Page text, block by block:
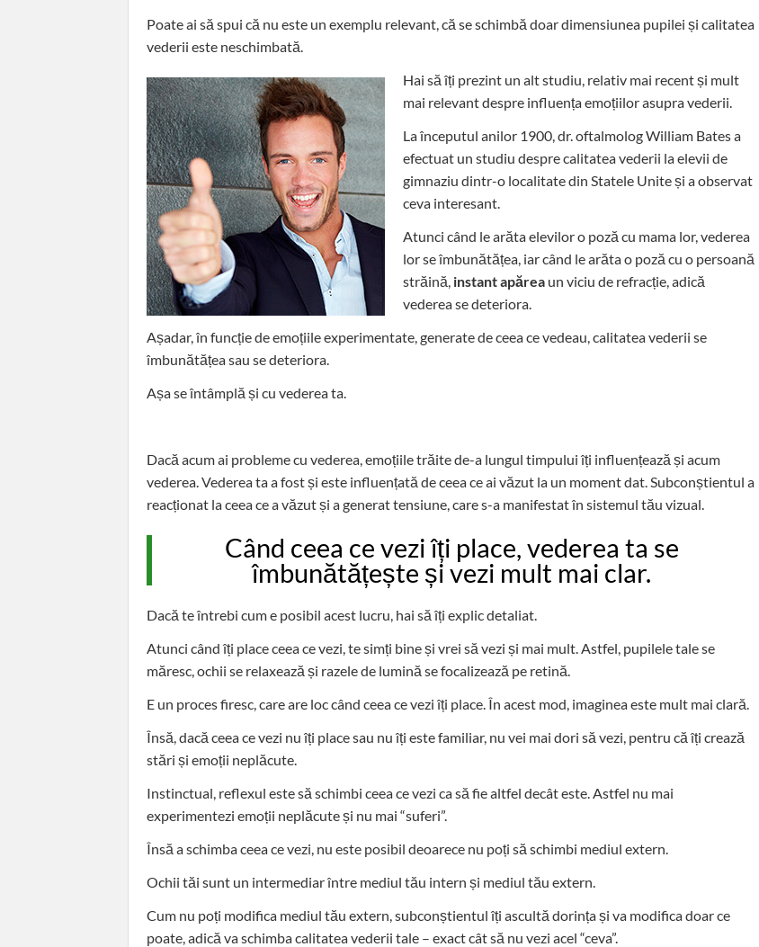
Poate ai să spui că nu este un exemplu relevant, că se schimbă doar dimensiunea pupilei și calitatea
vederii este neschimbată.
Hai să îți prezint un alt studiu, relativ mai recent și mult
mai relevant despre influența emoțiilor asupra vederii.
La începutul anilor 1900, dr. oftalmolog William Bates a
efectuat un studiu despre calitatea vederii la elevii de
gimnaziu dintr-o localitate din Statele Unite și a observat
ceva interesant.
Atunci când le arăta elevilor o poză cu mama lor, vederea
lor se îmbunătățea, iar când le arăta o poză cu o persoană
străină, instantapărea un viciu de refracție, adică
vederea se deteriora.
Așadar, în funcție de emoțiile experimentate, generate de ceea ce vedeau, calitatea vederii se
îmbunătățea sau se deteriora.
Așa se întâmplă și cu vederea ta.
Dacă acum ai probleme cu vederea, emoțiile trăite de-a lungul timpului îți influențează și acum
vederea. Vederea ta a fost și este influențată de ceea ce ai văzut la un moment dat. Subconștientul a
reacționat la ceea ce a văzut și a generat tensiune, care s-a manifestat în sistemul tău vizual.
Când ceea ce vezi îți place, vederea ta se
îmbunătățește și vezi mult mai clar.
Dacă te întrebi cum e posibil acest lucru, hai să îți explic detaliat.
Atunci când îți place ceea ce vezi, te simți bine și vrei să vezi și mai mult. Astfel, pupilele tale se
măresc, ochii se relaxează și razele de lumină se focalizează pe retină.
E un proces firesc, care are loc când ceea ce vezi îți place. În acest mod, imaginea este mult mai clară.
Însă, dacă ceea ce vezi nu îți place sau nu îți este familiar, nu vei mai dori să vezi, pentru că îți crează
stări și emoții neplăcute.
Instinctual, reflexul este să schimbi ceea ce vezi ca să fie altfel decât este. Astfel nu mai
experimentezi emoții neplăcute și nu mai “suferi”.
Însă a schimba ceea ce vezi, nu este posibil deoarece nu poți să schimbi mediul extern.
Ochii tăi sunt un intermediar între mediul tău intern și mediul tău extern.
Cum nu poți modifica mediul tău extern, subconștientul îți ascultă dorința și va modifica doar ce
poate, adică va schimba calitatea vederii tale – exact cât să nu vezi acel “ceva”.